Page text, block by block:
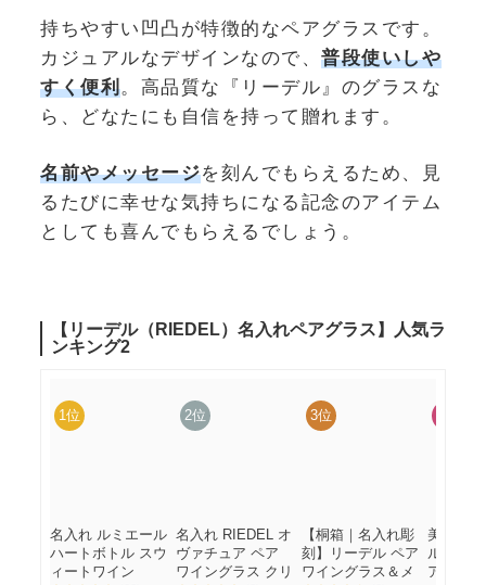
持ちやすい凹凸が特徴的なペアグラスです。
カジュアルなデザインなので、 普段使いしや
すく便利。高品質な『リーデル』のグラスな
ら、どなたにも自信を持って贈れます。
名前やメッセージを刻んでもらえるため、見
るたびに幸せな気持ちになる記念のアイテム
としても喜んでもらえるでしょう。